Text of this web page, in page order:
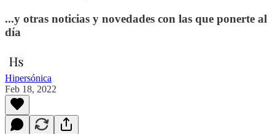
...y otras noticias y novedades con las que ponerte al
día
Hipersónica
Feb 18, 2022